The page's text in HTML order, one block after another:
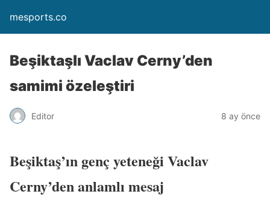
mesports.co
Beşiktaşlı Vaclav Cerny’den
samimi özeleştiri
Editor 8 ay önce
Beşiktaş’ın genç yeteneği Vaclav
Cerny’den anlamlı mesaj